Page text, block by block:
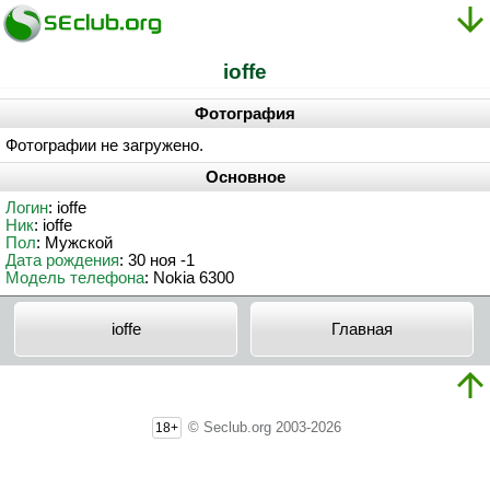
ioffe
Фотография
Фотографии не загружено.
Основное
Логин: ioffe
Ник: ioffe
Пол: Мужской
Дата рождения: 30 ноя -1
Модель телефона: Nokia 6300
ioffe Главная
18+ © Seclub.org 2003-2026